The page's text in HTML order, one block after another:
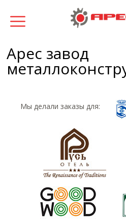
Арес завод
Мы делали заказы для: